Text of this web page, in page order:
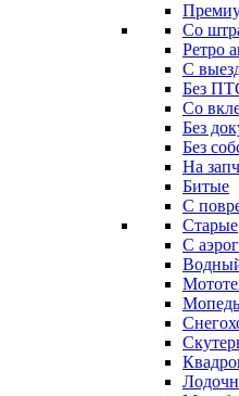
Со
Ретро
С
Без
Со
Без
Без
На
Битые
С
Старые
С